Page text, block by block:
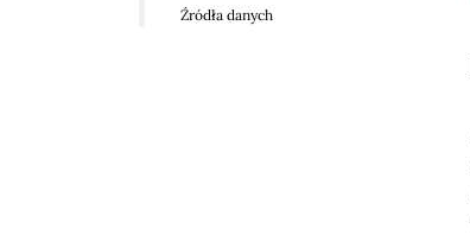
Źródła danych